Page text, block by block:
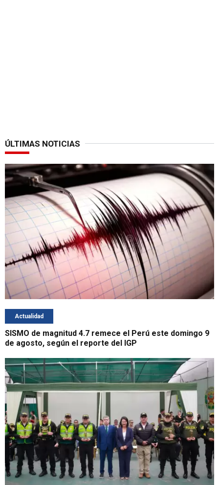
ÚLTIMAS NOTICIAS
Actualidad
SISMO de magnitud 4.7 remece el Perú este domingo 9
de agosto, según el reporte del IGP